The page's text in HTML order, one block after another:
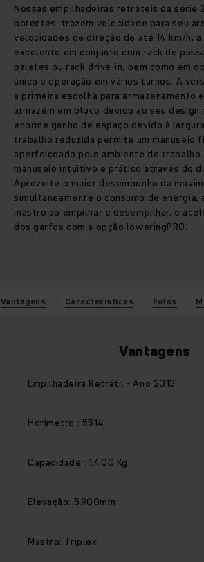
Nossas empilhadeiras retráteis da série
potentes, trazem velocidade para seu
velocidades de direção de até 14 km/h, a
excelente em conjunto com rack de
paletes ou rack drive-in, bem como em
único e operação em vários turnos. A
a primeira escolha para armazenamento
armazém em bloco devido ao seu
enorme ganho de espaço devido à
trabalho reduzida permite um manuseio
aperfeiçoado pelo ambiente de trabalho
manuseio intuitivo e prático através do
Aproveite o maior desempenho da
simultaneamente o consumo de energia,
mastro ao empilhar e desempilhar, e
dos garfos com a opção loweringPRO.
Vantagens Características Fotos
Vantagens
Empilhadeira Retrátil - Ano 2013
Horímetro : 5514
Capacidade : 1.400 Kg
Elevação: 5.900mm
Mastro: Triplex